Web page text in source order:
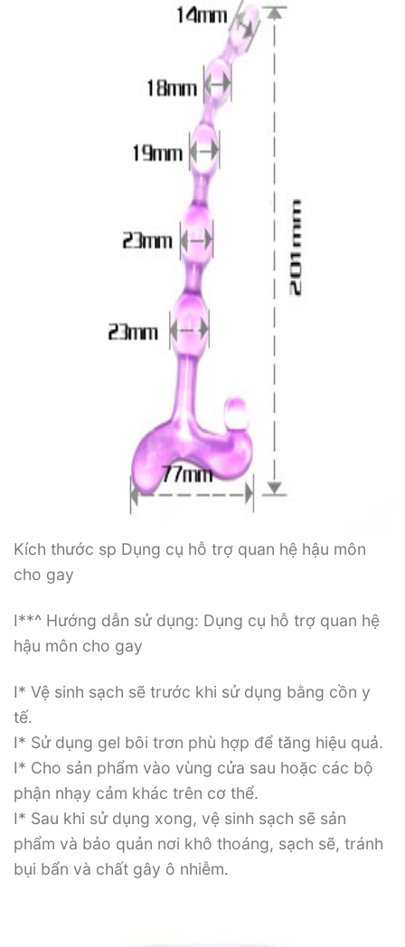
Kích thước sp Dụng cụ hỗ trợ quan hệ hậu môn
cho gay
I**^ Hướng dẫn sử dụng: Dụng cụ hỗ trợ quan hệ
hậu môn cho gay
I* Vệ sinh sạch sẽ trước khi sử dụng bằng cồn y
tế.
I* Sử dụng gel bôi trơn phù hợp để tăng hiệu quả.
I* Cho sản phẩm vào vùng cửa sau hoặc các bộ
phận nhạy cảm khác trên cơ thể.
I* Sau khi sử dụng xong, vệ sinh sạch sẽ sản
phẩm và bảo quản nơi khô thoáng, sạch sẽ, tránh
bụi bẩn và chất gây ô nhiễm.